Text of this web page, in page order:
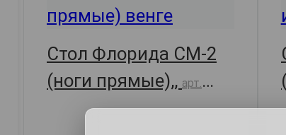
Стол Флорида СМ-2
(ноги прямые),, арт.